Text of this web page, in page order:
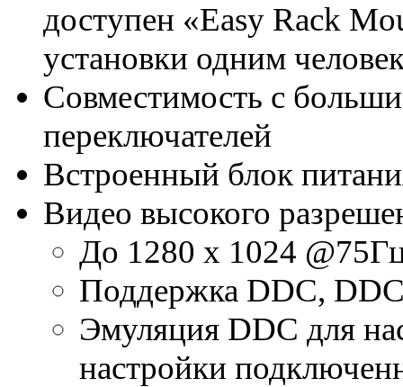
доступен «Easy Rack
установки одним
Совместимость с
переключателей
Встроенный блок
Видео высокого
До 1280 x 1024
Поддержка DDC,
Эмуляция DDC для
настройки